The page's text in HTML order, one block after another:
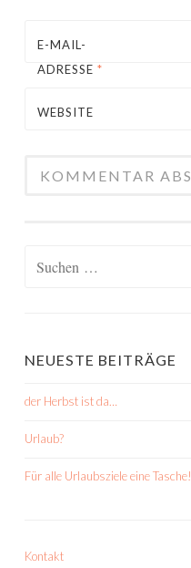
E-MAIL-
ADRESSE *
WEBSITE
NEUESTE BEITRÄGE
der Herbst ist da…
Urlaub?
Für alle Urlaubsziele eine Tasche!
Kontakt